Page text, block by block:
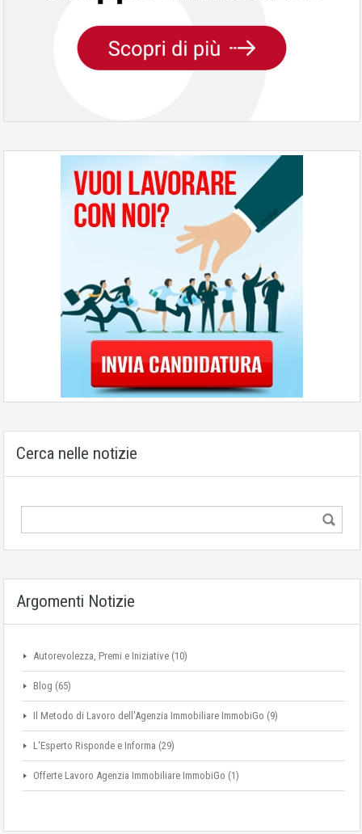
Cerca nelle notizie
Argomenti Notizie
Autorevolezza, Premi e Iniziative (10)
Blog (65)
Il Metodo di Lavoro dell'Agenzia Immobiliare ImmobiGo (9)
L'Esperto Risponde e Informa (29)
Offerte Lavoro Agenzia Immobiliare ImmobiGo (1)